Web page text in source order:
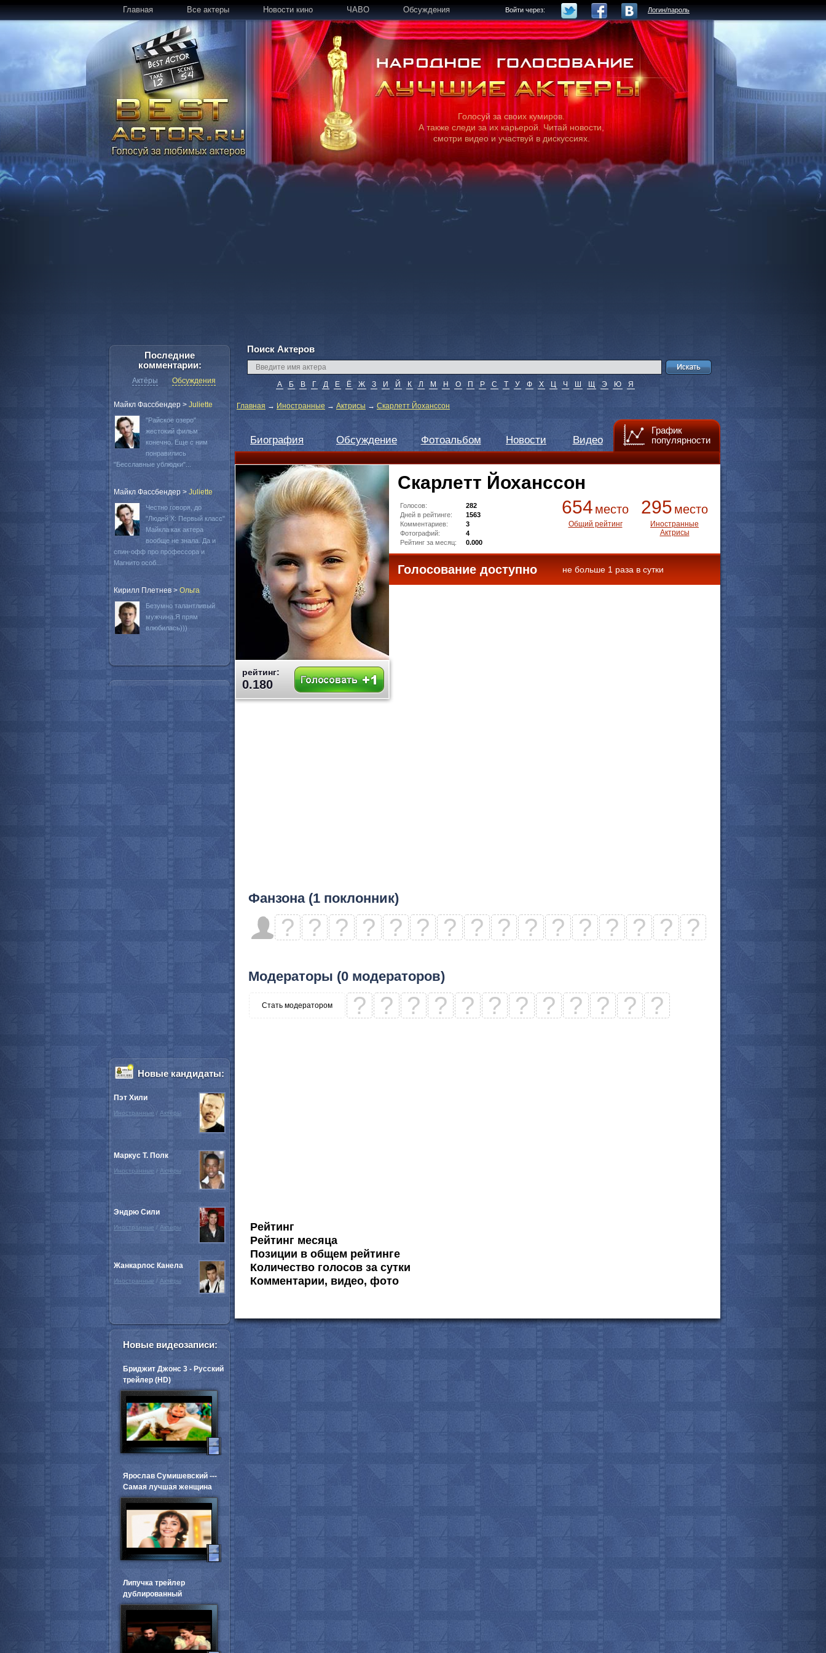
Главная Все актеры Новости кино ЧАВО Обсуждения Войти через: Логин/пароль
Голосуй за своих кумиров.
А также следи за их карьерой. Читай новости,
смотри видео и участвуй в дискуссиях.
Поиск Актеров
А Б В Г Д Е Ё Ж З И Й К Л М Н О П Р С Т У Ф Х Ц Ч Ш Щ Э Ю Я
Главная → Иностранные → Актрисы → Скарлетт Йоханссон
Биография Обсуждение Фотоальбом Новости Видео
График
популярности
рейтинг:
0.180
Скарлетт Йоханссон
654 место
Общий рейтинг
295 место
Иностранные
Актрисы
Голосов:
282
Дней в рейтинге:
1563
Комментариев:
3
Фотографий:
4
Рейтинг за месяц:
0.000
Голосование доступно не больше 1 раза в сутки
Фанзона (1 поклонник)
? ? ? ? ? ? ? ? ? ? ? ? ? ? ? ?
Модераторы (0 модераторов)
Стать модератором ? ? ? ? ? ? ? ? ? ? ? ?
Рейтинг
Рейтинг месяца
Позиции в общем рейтинге
Количество голосов за сутки
Комментарии, видео, фото
Последние
комментарии:
Актёры Обсуждения
Майкл Фассбендер > Juliette
"Райское озеро"
жестокий фильм
конечно. Еще с ним
понравились
"Бесславные ублюдки"...
Майкл Фассбендер > Juliette
Честно говоря, до
"Людей Х: Первый класс"
Майкла как актера
вообще не знала. Да и
спин-офф про профессора и
Магнито особ...
Кирилл Плетнев > Oльга
Безумно талантливый
мужчина.Я прям
влюбилась)))
Новые кандидаты:
Пэт Хили
Иностранные / Актёры
Маркус Т. Полк
Иностранные / Актёры
Эндрю Сили
Иностранные / Актёры
Жанкарлос Канела
Иностранные / Актёры
Новые видеозаписи:
Бриджит Джонс 3 - Русский
трейлер (HD)
Ярослав Сумишевский ---
Самая лучшая женщина
Липучка трейлер
дублированный